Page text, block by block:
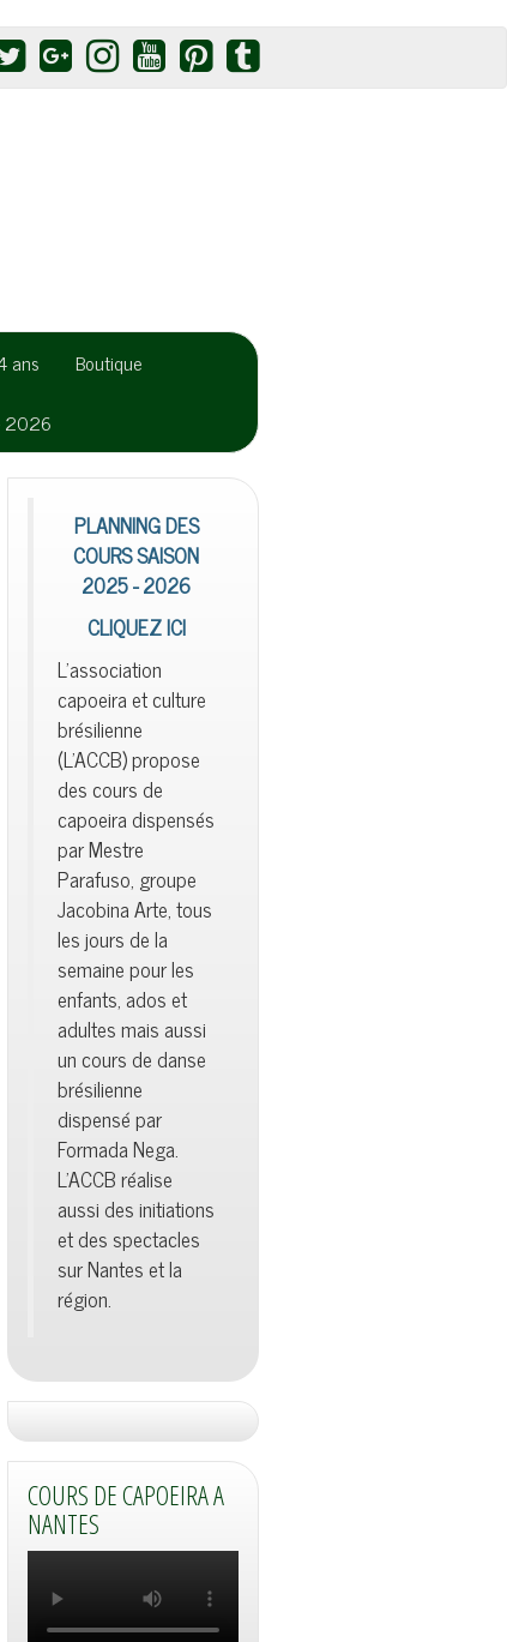
ans
Boutique
2026
PLANNING DES
COURS SAISON
2025 - 2026
CLIQUEZ ICI
L'association
capoeira et culture
brésilienne
(L'ACCB) propose
des cours de
capoeira dispensés
par Mestre
Parafuso, groupe
Jacobina Arte, tous
les jours de la
semaine pour les
enfants, ados et
adultes mais aussi
un cours de danse
brésilienne
dispensé par
Formada Nega.
L'ACCB réalise
aussi des initiations
et des spectacles
sur Nantes et la
région.
COURS DE CAPOEIRA A
NANTES